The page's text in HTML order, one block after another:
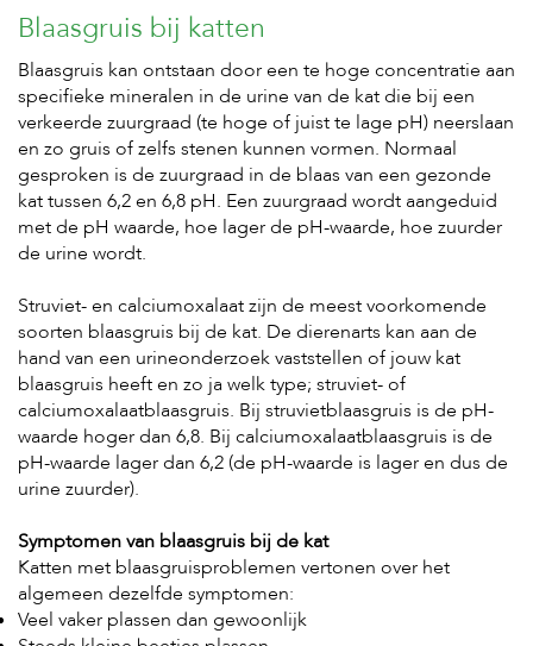
i
s
s
e
n
B
o
e
r
d
e
i
j
B
l
o
g
W
i
k
e
l
s
Blaasgruis bij katten
Blaasgruis kan ontstaan door een te hoge concentratie aan
specifieke mineralen in de urine van de kat die bij een
verkeerde zuurgraad (te hoge of juist te lage pH) neerslaan
en zo gruis of zelfs stenen kunnen vormen. Normaal
gesproken is de zuurgraad in de blaas van een gezonde
kat tussen 6,2 en 6,8 pH. Een zuurgraad wordt aangeduid
met de pH waarde, hoe lager de pH-waarde, hoe zuurder
de urine wordt.
Struviet- en calciumoxalaat zijn de meest voorkomende
soorten blaasgruis bij de kat. De dierenarts kan aan de
hand van een urineonderzoek vaststellen of jouw kat
blaasgruis heeft en zo ja welk type; struviet- of
calciumoxalaatblaasgruis. Bij struvietblaasgruis is de pH-
waarde hoger dan 6,8. Bij calciumoxalaatblaasgruis is de
pH-waarde lager dan 6,2 (de pH-waarde is lager en dus de
urine zuurder).
Symptomen van blaasgruis bij de kat
Katten met blaasgruisproblemen vertonen over het
algemeen dezelfde symptomen:
Veel vaker plassen dan gewoonlijk